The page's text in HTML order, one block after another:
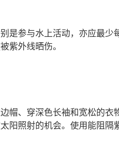
是参与水上活动，亦应最少
紫外线晒伤。
帽、穿深色长袖和宽松的衣
阳照射的机会。使用能阻隔